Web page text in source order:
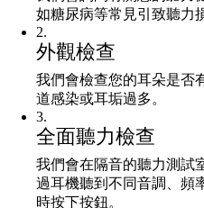
如糖尿病等常見引致聽力
2.
外觀檢查
我們會檢查您的耳朵是否
道感染或耳垢過多。
3.
全面聽力檢查
我們會在隔音的聽力測試
過耳機聽到不同音調、頻
時按下按鈕。